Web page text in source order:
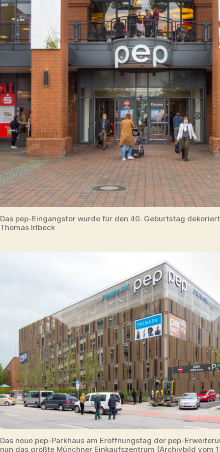
Das pep-Eingangstor wurde für den 40. Geburtstag
Thomas Irlbeck
Das neue pep-Parkhaus am Eröffnungstag der pep-
nun das größte Münchner Einkaufszentrum (Archivbild vom